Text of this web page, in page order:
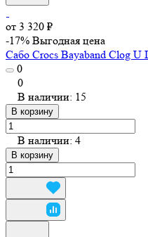
от 3 320 ₽
-17% Выгодная цена
Сабо Crocs Bayaband Clog U
0
0
В наличии: 15
В корзину
В наличии: 4
В корзину